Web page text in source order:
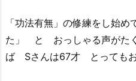
「功法有無」の修練をし始
た」 と おっしゃる声がた
ば Sさんは67才 とっても